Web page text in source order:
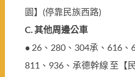
園】(停靠民族西路)
C.其他周邊公車
● 26、280、304承、616、
811、936、承德幹線 至【